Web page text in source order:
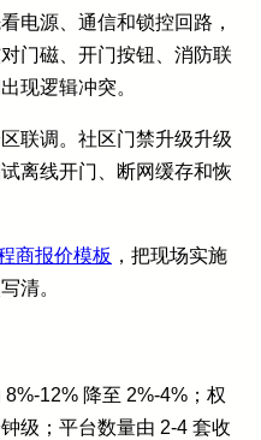
电源、通信和锁控回路，
门磁、开门按钮、消防联
现逻辑冲突。
联调。社区门禁升级升级
离线开门、断网缓存和恢
商报价模板 ，把现场实施
清。
12% 降至 2%-4%；权
级；平台数量由 2-4 套收